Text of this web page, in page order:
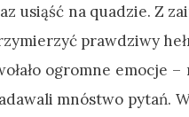
usiąść na quadzie. Z
prawdziwy
ogromne emocje
mnóstwo pytań.